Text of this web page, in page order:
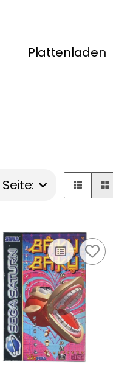
Plattenladen